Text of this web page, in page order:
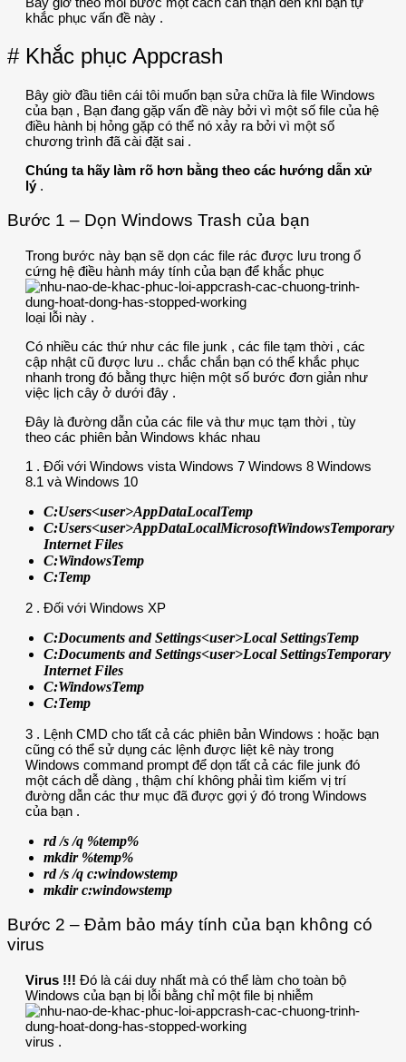
khắc phục vấn đề này .
# Khắc phục Appcrash
Bây giờ đầu tiên cái tôi muốn bạn sửa chữa là file Windows
của bạn , Bạn đang gặp vấn đề này bởi vì một số file của hệ
điều hành bị hỏng gặp có thể nó xảy ra bởi vì một số
chương trình đã cài đặt sai .
Chúng ta hãy làm rõ hơn bằng theo các hướng dẫn xử
lý.
Bước 1 – Dọn Windows Trash của bạn
Trong bước này bạn sẽ dọn các file rác được lưu trong ổ
cứng hệ điều hành máy tính của bạn để khắc phục
loại lỗi này .
Có nhiều các thứ như các file junk , các file tạm thời , các
cập nhật cũ được lưu .. chắc chắn bạn có thể khắc phục
nhanh trong đó bằng thực hiện một số bước đơn giản như
việc lịch cây ở dưới đây .
Đây là đường dẫn của các file và thư mục tạm thời , tùy
theo các phiên bản Windows khác nhau
1 . Đối với Windows vista Windows 7 Windows 8 Windows
8.1 và Windows 10
C:Users<user>AppDataLocalTemp
C:Users<user>AppDataLocalMicrosoftWindowsTemporary
Internet Files
C:WindowsTemp
C:Temp
2 . Đối với Windows XP
C:Documents and Settings<user>Local SettingsTemp
C:Documents and Settings<user>Local SettingsTemporary
Internet Files
C:WindowsTemp
C:Temp
3 . Lệnh CMD cho tất cả các phiên bản Windows : hoặc bạn
cũng có thể sử dụng các lệnh được liệt kê này trong
Windows command prompt để dọn tất cả các file junk đó
một cách dễ dàng , thậm chí không phải tìm kiếm vị trí
đường dẫn các thư mục đã được gợi ý đó trong Windows
của bạn .
rd /s /q %temp%
mkdir %temp%
rd /s /q c:windowstemp
mkdir c:windowstemp
Bước 2 – Đảm bảo máy tính của bạn không có
virus
Virus !!! Đó là cái duy nhất mà có thể làm cho toàn bộ
Windows của bạn bị lỗi bằng chỉ một file bị nhiễm
virus .